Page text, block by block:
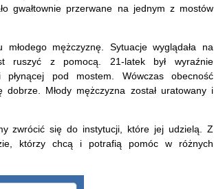
gwałtownie przerwane na jednym z mostów
mężczyznę. Sytuacje wyglądała na
ruszyć z pomocą. 21-latek był wyraźnie
pod mostem. Wówczas obecność
Młody mężczyzna został uratowany i
zwrócić się do instytucji, które jej udzielą. Z
którzy chcą i potrafią pomóc w różnych